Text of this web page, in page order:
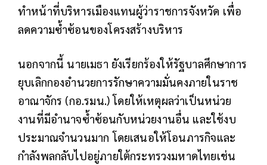
ทำหน้าที่บริหารเมืองแทนผู้ว่าราชการจังหวัด เพื่อ
ลดความซ้ำซ้อนของโครงสร้างบริหาร
นอกจากนี้ นายเมธา ยังเรียกร้องให้รัฐบาลศึกษาการ
ยุบเลิกกองอำนวยการรักษาความมั่นคงภายในราช
อาณาจักร (กอ.รมน.) โดยให้เหตุผลว่าเป็นหน่วย
งานที่มีอำนาจซ้ำซ้อนกับหน่วยงานอื่น และใช้งบ
ประมาณจำนวนมาก โดยเสนอให้โอนภารกิจและ
กำลังพลกลับไปอยู่ภายใต้กระทรวงมหาดไทยเช่น